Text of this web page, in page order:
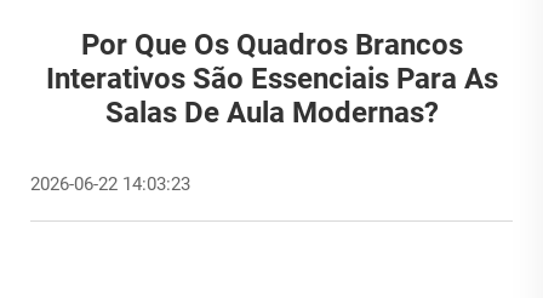
Por Que Os Quadros Brancos
Interativos São Essenciais Para As
Salas De Aula Modernas?
2026-06-22 14:03:23